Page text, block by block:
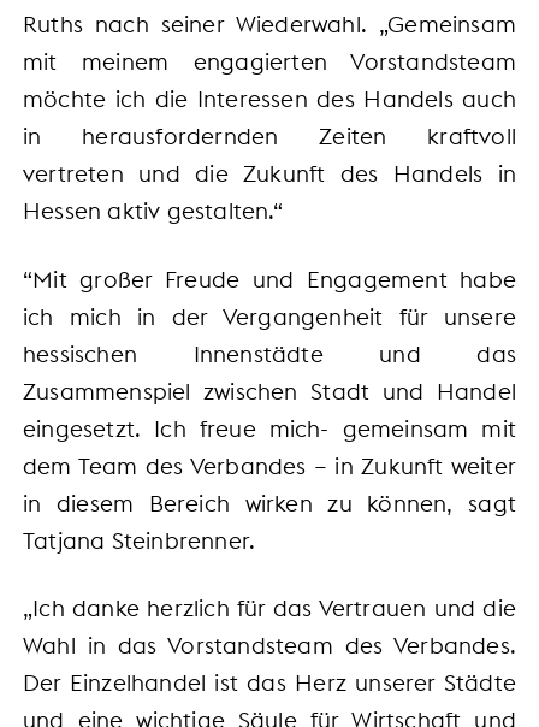
Ruths nach seiner Wiederwahl. „Gemeinsam
mit meinem engagierten Vorstandsteam
möchte ich die Interessen des Handels auch
in herausfordernden Zeiten kraftvoll
vertreten und die Zukunft des Handels in
Hessen aktiv gestalten.“
“Mit großer Freude und Engagement habe
ich mich in der Vergangenheit für unsere
hessischen Innenstädte und das
Zusammenspiel zwischen Stadt und Handel
eingesetzt. Ich freue mich- gemeinsam mit
dem Team des Verbandes – in Zukunft weiter
in diesem Bereich wirken zu können, sagt
Tatjana Steinbrenner.
„Ich danke herzlich für das Vertrauen und die
Wahl in das Vorstandsteam des Verbandes.
Der Einzelhandel ist das Herz unserer Städte
und eine wichtige Säule für Wirtschaft und